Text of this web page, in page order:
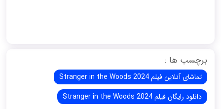
برچسب ها :
تماشای آنلاین فیلم Stranger in the Woods 2024
دانلود رایگان فیلم Stranger in the Woods 2024